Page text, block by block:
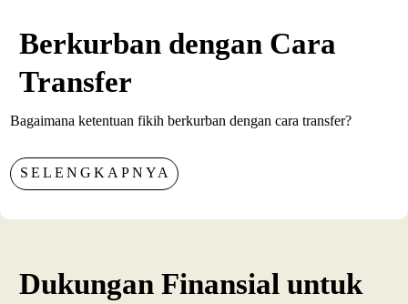
Berkurban dengan Cara
Transfer
Bagaimana ketentuan fikih berkurban dengan cara transfer?
SELENGKAPNYA
Dukungan Finansial untuk